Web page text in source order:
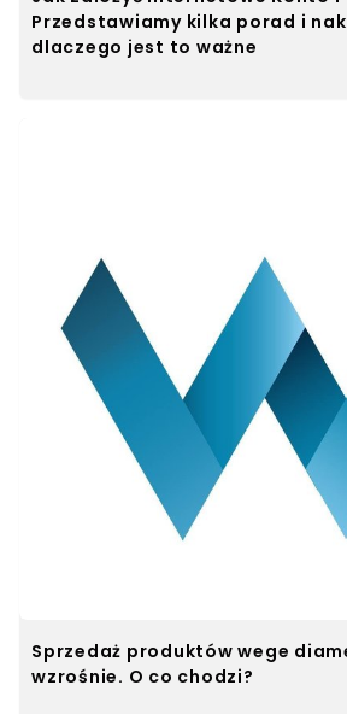
Przedstawiamy kilka porad i
dlaczego jest to ważne
Sprzedaż produktów wege
wzrośnie. O co chodzi?